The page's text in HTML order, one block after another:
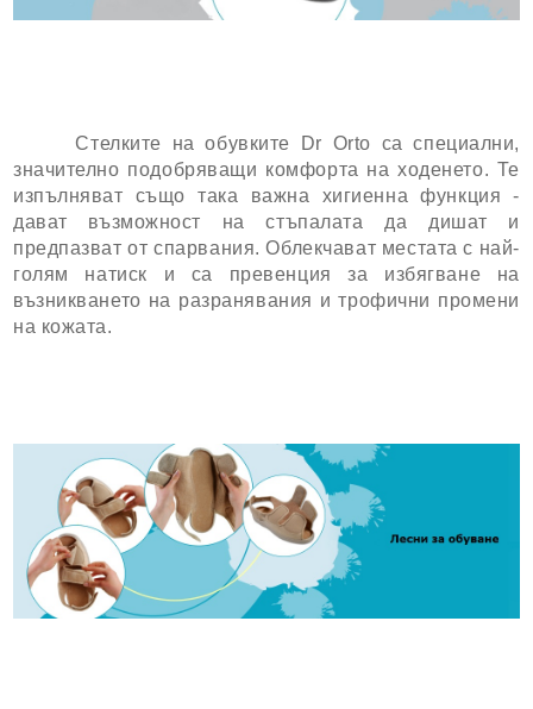
Стелките на обувките Dr Orto са специални,
значително подобряващи комфорта на ходенето. Те
изпълняват също така важна хигиенна функция -
дават възможност на стъпалата да дишат и
предпазват от спарвания. Облекчават местата с най-
голям натиск и са превенция за избягване на
възникването на разранявания и трофични промени
на кожата.